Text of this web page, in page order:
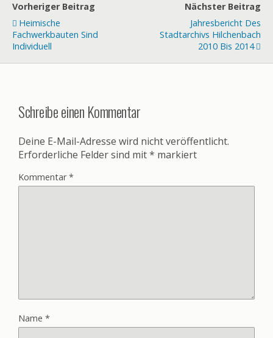
Vorheriger Beitrag
Heimische
Fachwerkbauten Sind
Individuell
Nächster Beitrag
Jahresbericht Des
Stadtarchivs Hilchenbach
2010 Bis 2014
Schreibe einen Kommentar
Deine E-Mail-Adresse wird nicht veröffentlicht.
Erforderliche Felder sind mit* markiert
Kommentar*
Name *